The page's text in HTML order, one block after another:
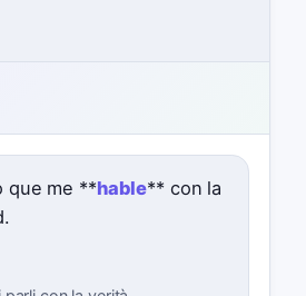
que me **hable** con la